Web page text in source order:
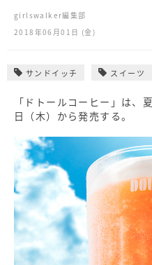
girlswalker編集部
2018年06月01日 (金)
サンドイッチ スイーツ
「ドトールコーヒー」は
日（木）から発売する。